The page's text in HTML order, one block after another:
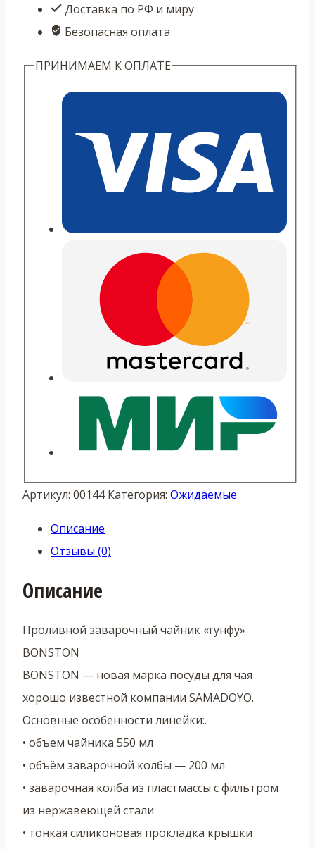
Доставка по РФ и миру
Безопасная оплата
ПРИНИМАЕМ К ОПЛАТЕ
Артикул: 00144 Категория: Ожидаемые
Описание
Отзывы (0)
Описание
Проливной заварочный чайник «гунфу»
BONSTON
BONSTON — новая марка посуды для чая
хорошо известной компании SAMADOYO.
Основные особенности линейки:.
• объем чайника 550 мл
• объём заварочной колбы — 200 мл
• заварочная колба из пластмассы с фильтром
из нержавеющей стали
• тонкая силиконовая прокладка крышки